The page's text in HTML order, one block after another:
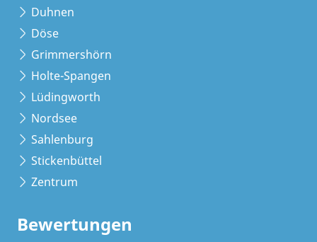
Duhnen
Döse
Grimmershörn
Holte-Spangen
Lüdingworth
Nordsee
Sahlenburg
Stickenbüttel
Zentrum
Bewertungen